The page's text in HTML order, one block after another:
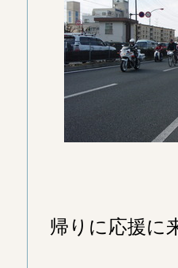
帰りに応援に